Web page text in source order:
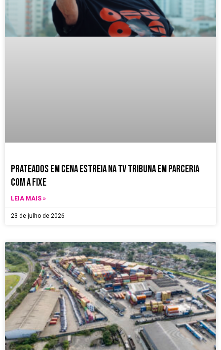
Prateados em Cena estreia na TV Tribuna em parceria
com a Fixe
LEIA MAIS »
23 de julho de 2026